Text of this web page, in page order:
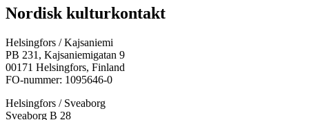
Facebook:
Öppnas
en
ny
flik
Instagram:
Öppnas
en
ny
flik
TikTok:
Öppnas
en
ny
flik
Youtube:
Öppnas
en
ny
flik
Vimeo:
Öppnas
en
ny
flik
Nordisk kulturkontakt
Helsingfors / Kajsaniemi
PB 231, Kajsaniemigatan 9
00171 Helsingfors, Finland
FO-nummer: 1095646-0
Helsingfors / Sveaborg
Sveaborg B 28